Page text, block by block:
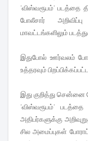
'விஸ்வரூபம்' படத்தை
போலீசார்
மாவட்டங்களிலும்
இதுபோல் ஊர்வலம்
உத்தரவும்
இது குறித்து சென்னை
'விஸ்வரூபம்' படத்தை
அதிபர்களுக்கு
சில அமைப்புகள்